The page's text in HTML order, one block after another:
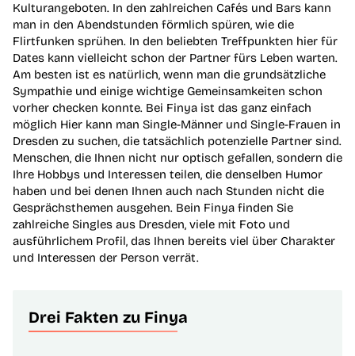
Kulturangeboten. In den zahlreichen Cafés und Bars kann
man in den Abendstunden förmlich spüren, wie die
Flirtfunken sprühen. In den beliebten Treffpunkten hier für
Dates kann vielleicht schon der Partner fürs Leben warten.
Am besten ist es natürlich, wenn man die grundsätzliche
Sympathie und einige wichtige Gemeinsamkeiten schon
vorher checken konnte. Bei Finya ist das ganz einfach
möglich Hier kann man Single-Männer und Single-Frauen in
Dresden zu suchen, die tatsächlich potenzielle Partner sind.
Menschen, die Ihnen nicht nur optisch gefallen, sondern die
Ihre Hobbys und Interessen teilen, die denselben Humor
haben und bei denen Ihnen auch nach Stunden nicht die
Gesprächsthemen ausgehen. Bein Finya finden Sie
zahlreiche Singles aus Dresden, viele mit Foto und
ausführlichem Profil, das Ihnen bereits viel über Charakter
und Interessen der Person verrät.
Drei Fakten zu Finya